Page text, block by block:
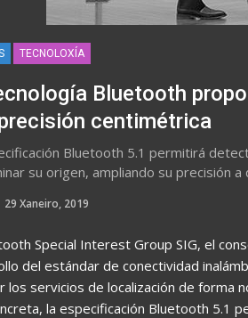
TECNOLOXÍA
Bluetooth
centimétrica
Bluetooth 5.1 permitirá
su origen, ampliando su precisión
29 Xaneiro, 2019
Special Interest Group SIG, el
del estándar de conectividad
los servicios de localización de forma
la especificación Bluetooth 5.1